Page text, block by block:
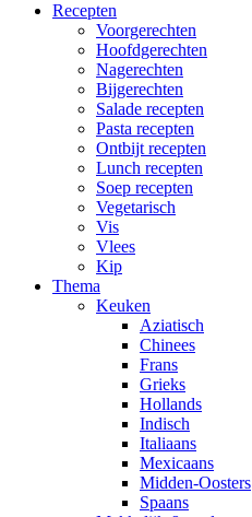
Recepten
Voorgerechten
Hoofdgerechten
Nagerechten
Bijgerechten
Salade recepten
Pasta recepten
Ontbijt recepten
Lunch recepten
Soep recepten
Vegetarisch
Vis
Vlees
Kip
Thema
Keuken
Aziatisch
Chinees
Frans
Grieks
Hollands
Indisch
Italiaans
Mexicaans
Midden-Oosters
Spaans